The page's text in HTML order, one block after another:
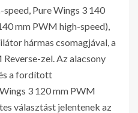
Pure Wings 3 140
mm PWM high-speed),
hármas csomagjával, a
zel. Az alacsony
a fordított
3 120 mm PWM
választást jelentenek az